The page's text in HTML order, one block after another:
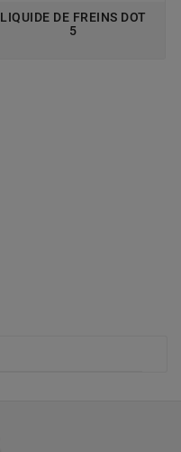
LIQUIDE DE FREINS DOT
5